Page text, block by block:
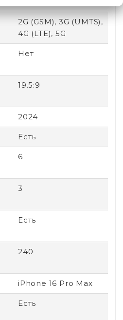
2G (GSM), 3G (UMTS),
4G (LTE), 5G
Нет
19.5:9
2024
Есть
6
3
Есть
240
iPhone 16 Pro Max
Есть